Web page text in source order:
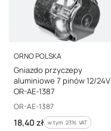
PRODUCENT
ORNO POLSKA
Gniazdo przyczepy
aluminiowe 7 pinów 12/24V
OR-AE-1387
Kod producenta
OR-AE-1387
Cena brutto
18,40 zł w tym %s VAT
w tym 23% VAT